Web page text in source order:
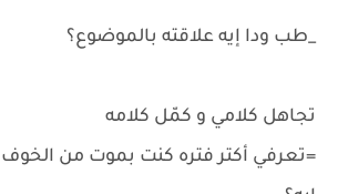
_طب ودا إيه علاقته بالموضوع؟
تجاهل كلامي و كمّل كلامه
=تعرفي أكتر فتره كنت بموت من الخوف